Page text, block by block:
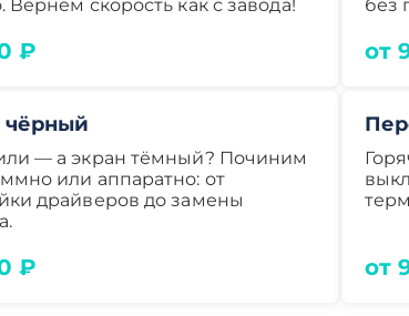
Вернём скорость как с завода!
₽
без
от
чёрный
— а экран тёмный? Починим
или аппаратно: от
драйверов до замены
₽ от